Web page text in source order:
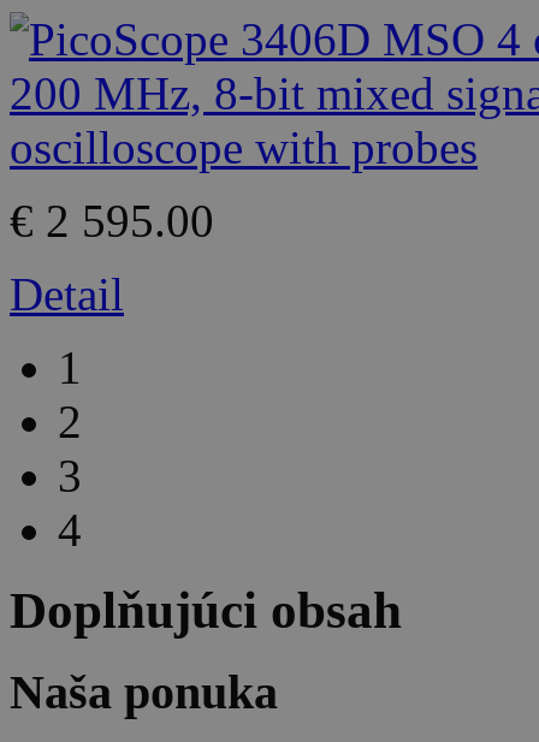
€ 2 595.00
Detail
1
2
3
4
Doplňujúci obsah
Naša ponuka